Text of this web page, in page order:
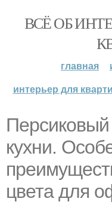
ВСЁ ОБ
главная
интерьер для
кухни.
цвета для